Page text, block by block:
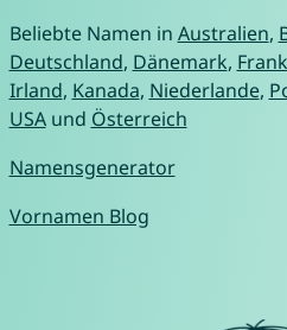
Beliebte Namen in Australien,
Deutschland, Dänemark,
Irland, Kanada, Niederlande,
USAund Österreich
Namensgenerator
Vornamen Blog